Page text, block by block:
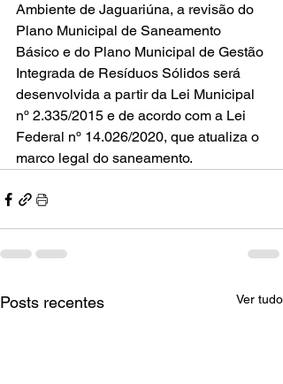
Ambiente de Jaguariúna, a revisão do
Plano Municipal de Saneamento
Básico e do Plano Municipal de Gestão
Integrada de Resíduos Sólidos será
desenvolvida a partir da Lei Municipal
nº 2.335/2015 e de acordo com a Lei
Federal nº 14.026/2020, que atualiza o
marco legal do saneamento.
Posts recentes Ver tudo